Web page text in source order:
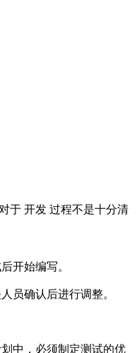
于 开发 过程不是十分清
开始编写。
员确认后进行调整。
中，必须制定测试的优